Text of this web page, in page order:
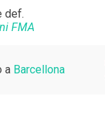
def.
FMA
a Barcellona